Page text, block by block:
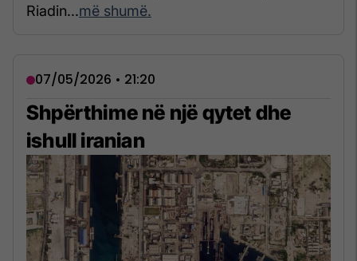
Riadin...më shumë.
07/05/2026 • 21:20
Shpërthime në një qytet dhe
ishull iranian